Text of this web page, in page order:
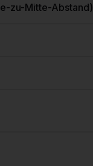
zu-Mitte-Abstand)